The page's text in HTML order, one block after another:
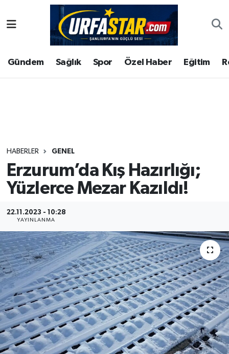
Gündem Sağlık Spor Özel Haber Eğitim
HABERLER GENEL
Erzurum’da Kış Hazırlığı;
Yüzlerce Mezar Kazıldı!
22.11.2023 - 10:28
YAYINLANMA
ASAYİS
ÇEVRE
Gündem
Kültür
Magazin
Şanlıurfa Nöbetçi Eczaneler
Şanlıurfa Hava Durumu
Tüm Manşetler
Son Dakika Haberleri
Haber Arşivi